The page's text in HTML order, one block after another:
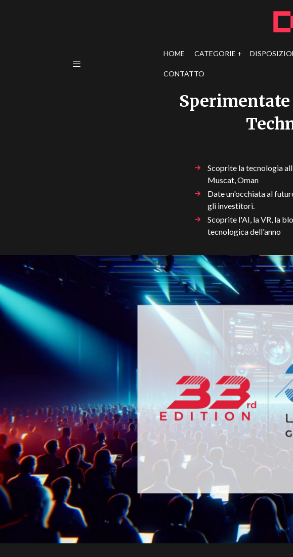
HOME CATEGORIE
CONTATTO
Scoprite la tecnologia
Muscat, Oman
Date un'occhiata al
gli investitori.
Scoprite l'AI, la VR, la
tecnologica dell'anno